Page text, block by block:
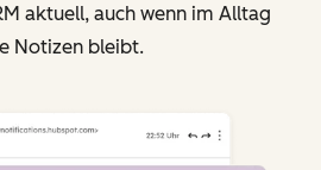
aktuell, auch wenn im Alltag
Notizen bleibt.